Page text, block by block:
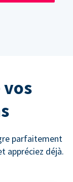
parfaitement
appréciez déjà.